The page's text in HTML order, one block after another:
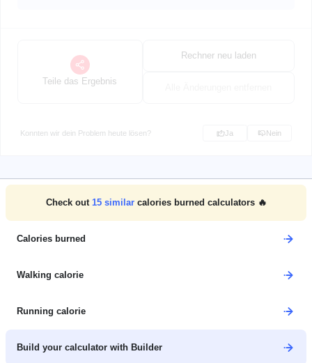
Teile das Ergebnis
Rechner neu laden
Konnten wir dein Problem heute lösen? Ja Nein
Check out 15similar calories burned calculators 🔥
Calories burned
Walking calorie
Running calorie
Build your calculator with Builder